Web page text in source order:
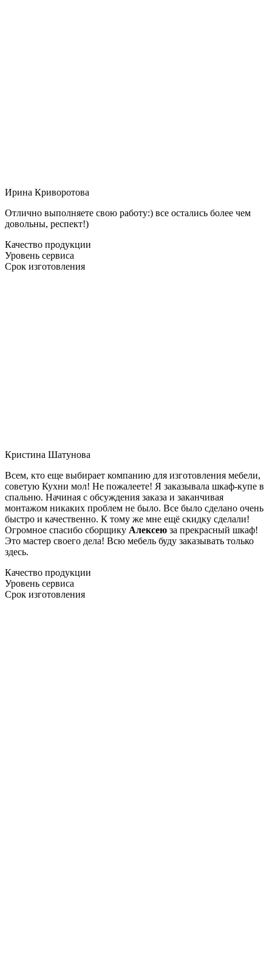
Ирина Криворотова
Отлично выполняете свою работу:) все остались более чем
довольны, респект!)
Качество продукции
Уровень сервиса
Срок изготовления
Кристина Шатунова
Всем, кто еще выбирает компанию для изготовления мебели,
советую Кухни мол! Не пожалеете! Я заказывала шкаф-купе в
спальню. Начиная с обсуждения заказа и заканчивая
монтажом никаких проблем не было. Все было сделано очень
быстро и качественно. К тому же мне ещё скидку сделали!
Огромное спасибо сборщику Алексею за прекрасный шкаф!
Это мастер своего дела! Всю мебель буду заказывать только
здесь.
Качество продукции
Уровень сервиса
Срок изготовления